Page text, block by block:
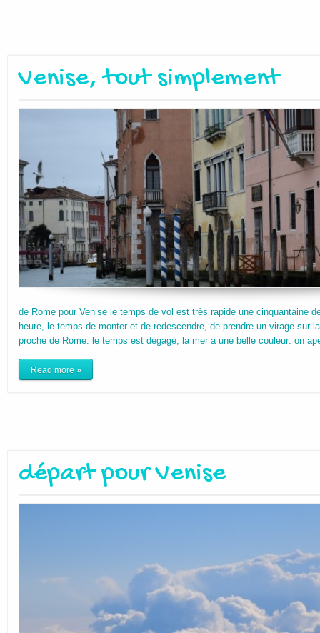
Venise, tout simplement
de Rome pour Venise le temps de vol est très rapide une cinquantaine
heure, le temps de monter et de redescendre, de prendre un virage sur
proche de Rome: le temps est dégagé, la mer a une belle couleur: on
Read more »
départ pour Venise